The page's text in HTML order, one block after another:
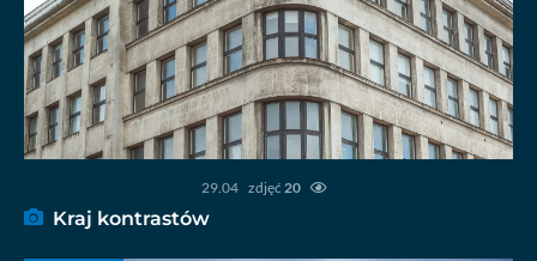
29.04 zdjęć 20
Kraj kontrastów